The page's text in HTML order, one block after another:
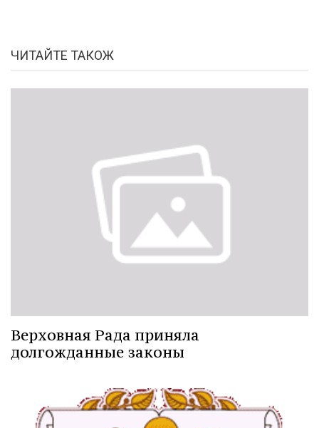
ЧИТАЙТЕ ТАКОЖ
Верховная Рада приняла
долгожданные законы